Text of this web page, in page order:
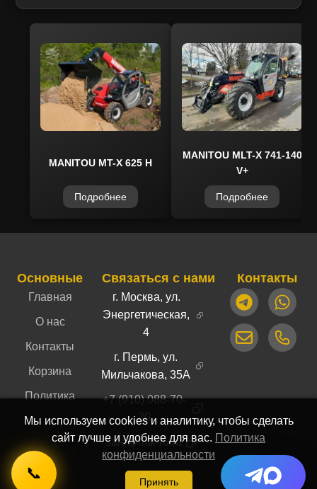
MANITOU MT-X 625 H
Подробнее
MANITOU MLT-X 741-140
V+
Подробнее
Основные
Главная
О нас
Контакты
Корзина
Политика
Связаться с нами
г. Москва, ул.
Энергетическая,
4
г. Пермь, ул.
Мильчакова, 35А
+7 (910) 088-70-
30
sale@mtk-ru.ru
Контакты
📞
Мы используем cookies и аналитику, чтобы сделать
сайт лучше и удобнее для вас. Политика
конфиденциальности
Принять